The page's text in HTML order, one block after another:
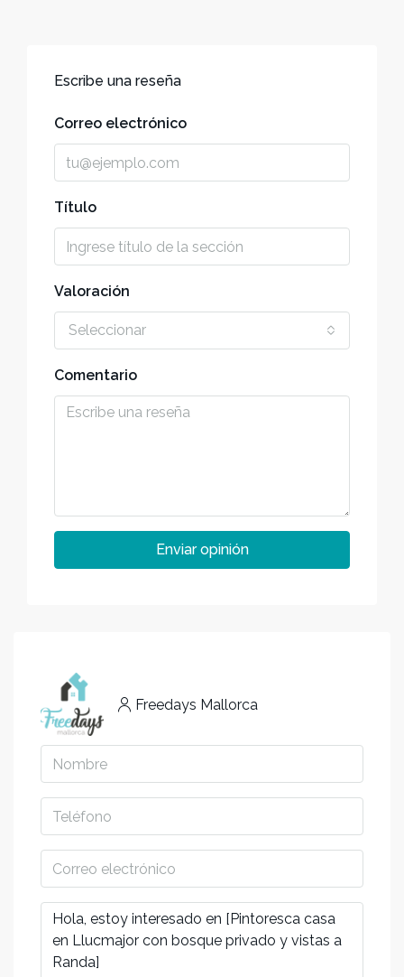
Escribe una reseña
Correo electrónico
Título
Valoración
Seleccionar
Comentario
Enviar opinión
Freedays Mallorca